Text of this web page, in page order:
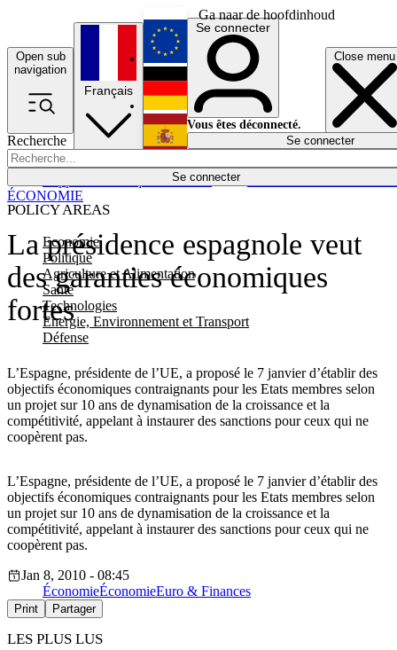
Ga naar de hoofdinhoud
Open sub
navigation
Close menu
Recherche
Se connecter
POLICY AREAS
Economie
Politique
Agriculture et Alimentation
Santé
Technologies
Energie, Environnement et Transport
Défense
Économie
Français
English
Deutsch
Español
Se connecter
Vous êtes déconnecté.
Se connecter
La présidence espagnole veut
des garanties économiques
fortes
L’Espagne, présidente de l’UE, a proposé le 7 janvier d’établir des
objectifs économiques contraignants pour les Etats membres selon
un projet sur 10 ans de dynamisation de la croissance et la
compétitivité, appelant à instaurer des sanctions pour ceux qui ne
coopèrent pas.
ÉCONOMIE
L’Espagne, présidente de l’UE, a proposé le 7 janvier d’établir des
objectifs économiques contraignants pour les Etats membres selon
un projet sur 10 ans de dynamisation de la croissance et la
compétitivité, appelant à instaurer des sanctions pour ceux qui ne
coopèrent pas.
Jan 8, 2010 - 08:45
ÉconomieÉconomieEuro & Finances
Print Partager
LES PLUS LUS